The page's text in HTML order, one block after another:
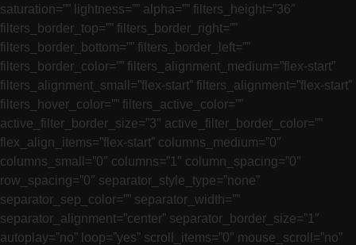
saturation=”” lightness=”” alpha=”” filters_height=”36″
filters_border_top=”” filters_border_right=””
filters_border_bottom=”” filters_border_left=””
filters_border_color=”” filters_alignment_medium=”flex-start”
filters_alignment_small=”flex-start” filters_alignment=”flex-start”
filters_hover_color=”” filters_active_color=””
active_filter_border_size=”3″ active_filter_border_color=””
flex_align_items=”flex-start” columns_medium=”0″
columns_small=”0″ columns=”1″ column_spacing=”0″
row_spacing=”0″ separator_style_type=”none”
separator_sep_color=”” separator_width=””
separator_alignment=”center” separator_border_size=”1″
autoplay=”no” loop=”yes” scroll_items=”0″ mouse_scroll=”no”